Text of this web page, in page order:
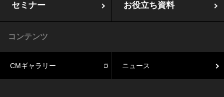
セミナー お役立ち資料
コンテンツ
CMギャラリー ニュース